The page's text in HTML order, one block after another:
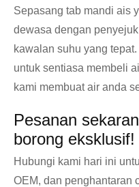
Sepasang tab mandi ais
dewasa dengan
kawalan suhu yang
untuk sentiasa membeli
kami membuat air anda
Pesanan
borong eksklusif!
Hubungi kami hari ini
OEM, dan penghantaran